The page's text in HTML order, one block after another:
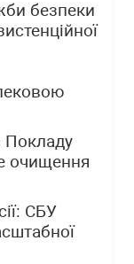
безпеки
Покладу
очищення
СБУ